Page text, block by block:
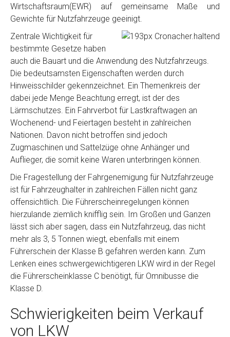
Wirtschaftsraum(EWR) auf gemeinsame Maße und
Gewichte für Nutzfahrzeuge geeinigt.
Zentrale Wichtigkeit für
bestimmte Gesetze haben
auch die Bauart und die Anwendung des Nutzfahrzeugs.
Die bedeutsamsten Eigenschaften werden durch
Hinweisschilder gekennzeichnet. Ein Themenkreis der
dabei jede Menge Beachtung erregt, ist der des
Lärmschutzes. Ein Fahrverbot für Lastkraftwagen an
Wochenend- und Feiertagen besteht in zahlreichen
Nationen. Davon nicht betroffen sind jedoch
Zugmaschinen und Sattelzüge ohne Anhänger und
Auflieger, die somit keine Waren unterbringen können.
Die Fragestellung der Fahrgenemigung für Nutzfahrzeuge
ist für Fahrzeughalter in zahlreichen Fällen nicht ganz
offensichtlich. Die Führerscheinregelungen können
hierzulande ziemlich knifflig sein. Im Großen und Ganzen
lässt sich aber sagen, dass ein Nutzfahrzeug, das nicht
mehr als 3, 5 Tonnen wiegt, ebenfalls mit einem
Führerschein der Klasse B gefahren werden kann. Zum
Lenken eines schwergewichtigeren LKW wird in der Regel
die Führerscheinklasse C benötigt, für Omnibusse die
Klasse D.
Schwierigkeiten beim Verkauf
von LKW